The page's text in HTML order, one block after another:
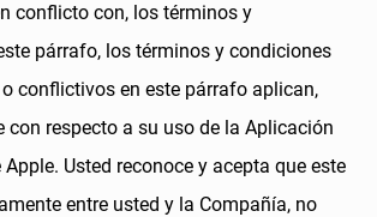
conflicto con, los términos y
párrafo, los términos y condiciones
conflictivos en este párrafo aplican,
con respecto a su uso de la Aplicación
Usted reconoce y acepta que este
entre usted y la Compañía, no